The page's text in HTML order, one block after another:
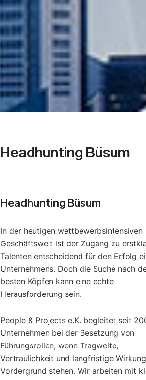
Headhunting Büsum
Headhunting Büsum
In der heutigen wettbewerbsintensiven
Geschäftswelt ist der Zugang zu
Talenten entscheidend für den Erfolg
Unternehmens. Doch die Suche nach
besten Köpfen kann eine echte
Herausforderung sein.
People & Projects e.K. begleitet seit
Unternehmen bei der Besetzung von
Führungsrollen, wenn Tragweite,
Vertraulichkeit und langfristige
Vordergrund stehen. Wir arbeiten mit